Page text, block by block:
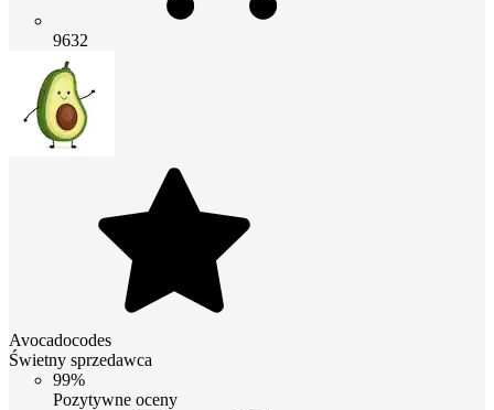
9632
Avocadocodes
Świetny sprzedawca
99%
Pozytywne oceny